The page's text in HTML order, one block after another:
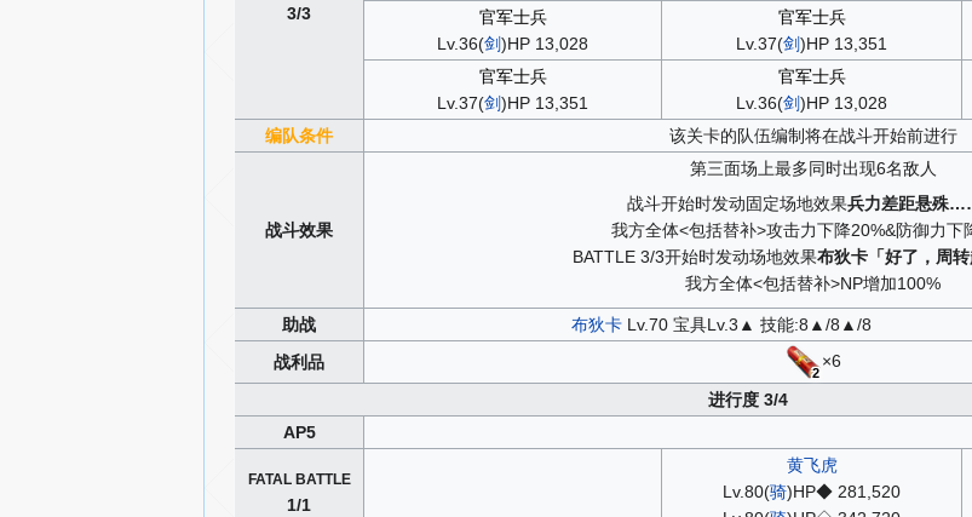
3/3
官军士兵
Lv.36(剑)HP 13,028
官军士兵
Lv.37(剑)HP 13,351
官军士兵
Lv.37(剑)HP 13,351
官军士兵
Lv.36(剑)HP 13,028
编队条件
该关卡的队伍编制将在战斗开始前进行
战斗效果
第三面场上最多同时出现6名敌人
战斗开始时发动固定场地效果兵力差距悬殊
我方全体<包括替补>攻击力下降20%&防御力下
BATTLE 3/3开始时发动场地效果布狄卡「好了，周转
我方全体<包括替补>NP增加100%
助战 布狄卡Lv.70 宝具Lv.3▲ 技能:8▲/8▲/8
战利品
2
×6
进行度 3/4
AP5
FATAL BATTLE
1/1
黄飞虎
Lv.80(骑)HP◆ 281,520